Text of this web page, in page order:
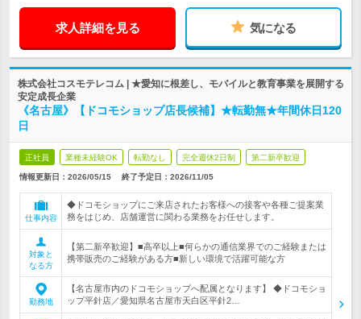
求人詳細を見る 気になる
株式会社コスモテレコム | ★愛知に根差し、モバイルと教育事業を展開する
安定成長企業
《名古屋》【ドコモショップ店長候補】★転勤無★年間休日120
日
正社員 業種未経験OK 転勤なし 完全週休2日制 第二新卒歓迎
情報更新日：2026/05/15 終了予定日： 2026/11/05
仕事内容
◆ドコモショップにご来店されたお客様への接客や各種ご提案業
務をはじめ、店舗運営に関わる業務をお任せします。
対象と
なる方
【第二新卒歓迎】■高卒以上■何らかの通信業界でのご経験または
携帯販売のご経験がある方■新しい環境で活躍可能な方
勤務地
【名古屋市内のドコモショップへ配属となります】 ◆ドコモショ
ップ平針店／愛知県名古屋市天白区平針2…